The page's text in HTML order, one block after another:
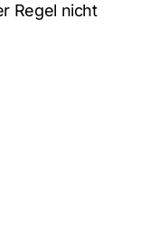
Regel nicht